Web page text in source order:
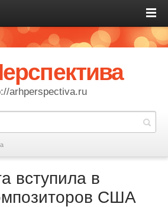
arhperspectiva.ru
вступила в
США